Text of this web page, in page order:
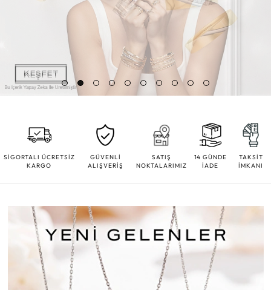
SİGORTALI ÜCRETSİZ
KARGO
GÜVENLİ
ALIŞVERİŞ
SATIŞ
NOKTALARIMIZ
14 GÜNDE
İADE
TAKSİT
İMKANI